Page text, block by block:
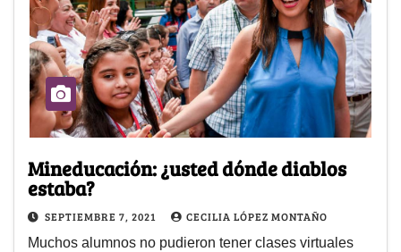
Mineducación: ¿usted dónde diablos
estaba?
SEPTIEMBRE 7, 2021 CECILIA LÓPEZ MONTAÑO
Muchos alumnos no pudieron tener clases virtuales